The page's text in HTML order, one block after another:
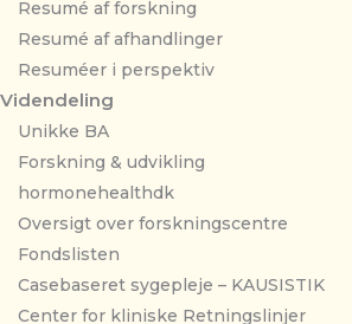
Resumé af forskning
Resumé af afhandlinger
Resuméer i perspektiv
Videndeling
Unikke BA
Forskning & udvikling
hormonehealthdk
Oversigt over forskningscentre
Fondslisten
Casebaseret sygepleje – KAUSISTIK
Center for kliniske Retningslinjer